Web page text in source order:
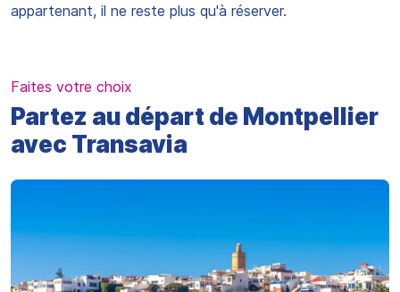
appartenant, il ne reste plus qu'à réserver.
Faites votre choix
Partez au départ de Montpellier
avec Transavia